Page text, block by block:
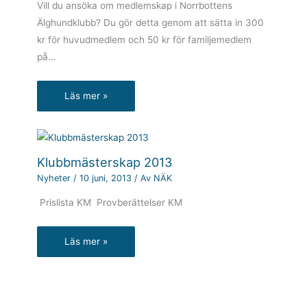
Vill du ansöka om medlemskap i Norrbottens
Älghundklubb? Du gör detta genom att sätta in 300
kr för huvudmedlem och 50 kr för familjemedlem
på…
Läs mer »
Klubbmästerskap 2013
Nyheter /10 juni, 2013 / Av NÄK
Prislista KM Provberättelser KM
Läs mer »